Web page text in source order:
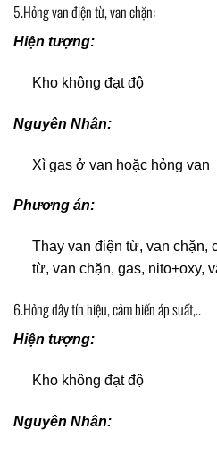
5.Hỏng van điện từ, van chặn:
Hiện tượng:
Kho không đạt độ
Nguyên Nhân:
Xì gas ở van hoặc hỏng van
Phương án:
Thay van điện từ, van chặn,
từ, van chặn, gas, nito+oxy,
6.Hỏng dây tín hiệu, cảm biến áp suất,..
Hiện tượng:
Kho không đạt độ
Nguyên Nhân: